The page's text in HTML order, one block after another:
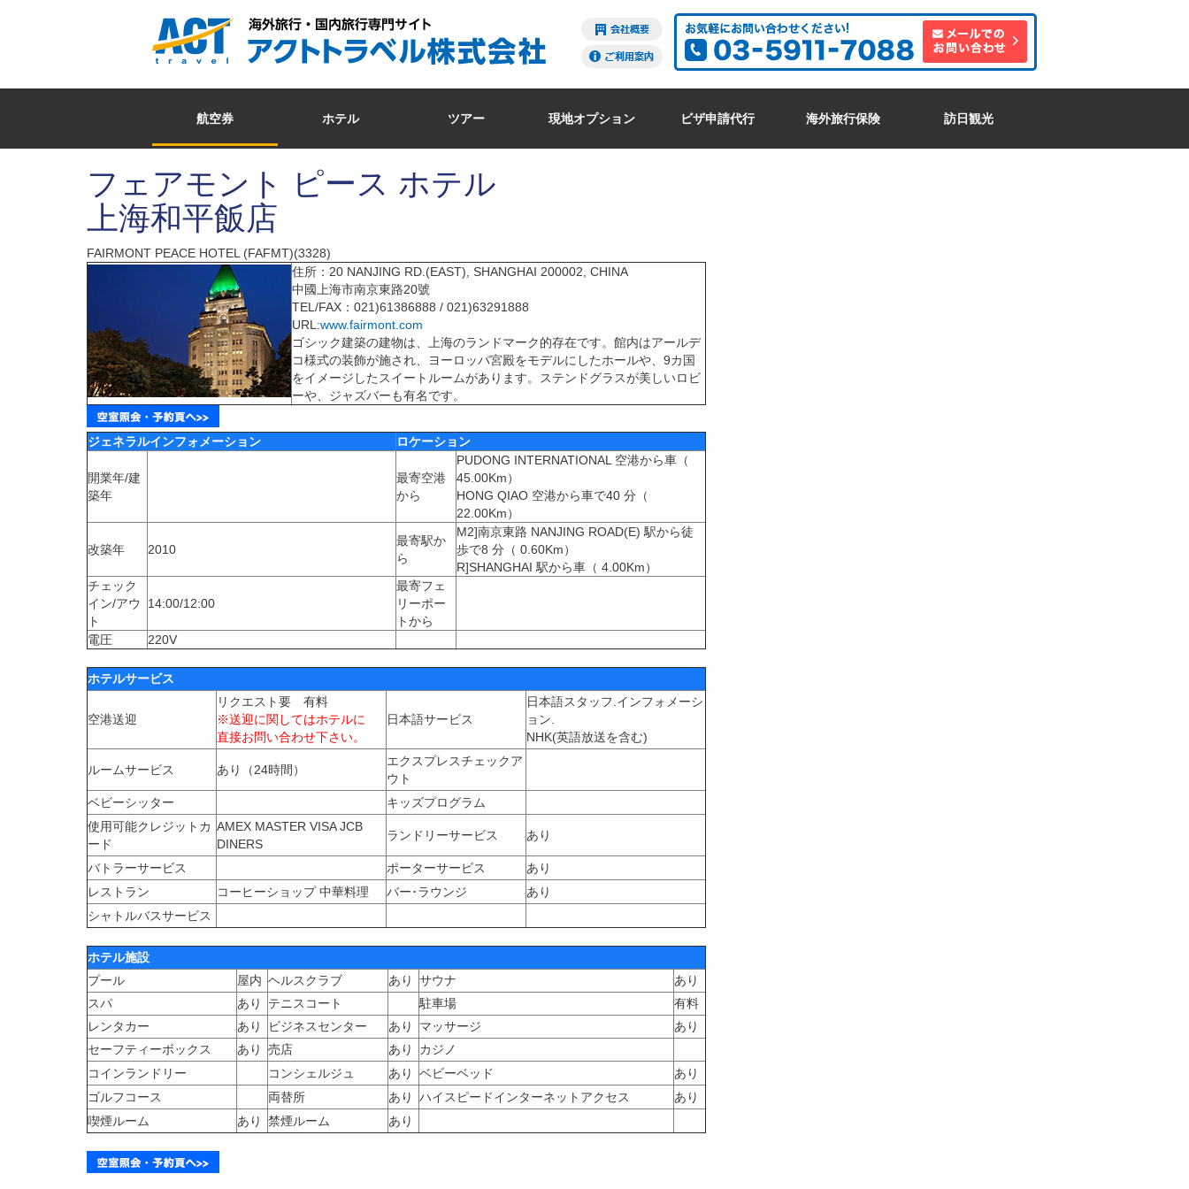
航空券 ホテル ツアー 現地オプション ビザ申請代行 海外旅行保険 訪日観光
フェアモント ピース ホテル
上海和平飯店
FAIRMONT PEACE HOTEL (FAFMT)(3328)
住所：20 NANJING RD.(EAST), SHANGHAI 200002, CHINA
中國上海市南京東路20號
TEL/FAX：021)61386888 / 021)63291888
URL:www.fairmont.com
ゴシック建築の建物は、上海のランドマーク的存在です。館内はアールデ
コ様式の装飾が施され、ヨーロッパ宮殿をモデルにしたホールや、9カ国
をイメージしたスイートルームがあります。ステンドグラスが美しいロビ
ーや、ジャズバーも有名です。
ジェネラルインフォメーション ロケーション
開業年/建
築年
最寄空港
から
PUDONG INTERNATIONAL 空港から車（
45.00Km）
HONG QIAO 空港から車で40 分（
22.00Km）
改築年 2010
最寄駅か
ら
M2]南京東路 NANJING ROAD(E) 駅から徒
歩で8 分（ 0.60Km）
R]SHANGHAI 駅から車（ 4.00Km）
チェック
イン/アウ
ト
14:00/12:00
最寄フェ
リーポー
トから
電圧
220V
ホテルサービス
空港送迎
リクエスト要 有料
※送迎に関してはホテルに
直接お問い合わせ下さい。
日本語サービス
日本語スタッフ.インフォメーシ
ョン.
NHK(英語放送を含む)
ルームサービス あり（24時間）
エクスプレスチェックア
ウト
ベビーシッター
キッズプログラム
使用可能クレジットカ
ード
AMEX MASTER VISA JCB
DINERS
ランドリーサービス あり
バトラーサービス ポーターサービス
あり
レストラン
コーヒーショップ 中華料理 バー･ラウンジ
あり
シャトルバスサービス
ホテル施設
プール
屋内 ヘルスクラブ あり サウナ
あり
スパ
あり テニスコート 駐車場
有料
レンタカー
あり ビジネスセンター あり マッサージ
あり
セーフティーボックス
あり 売店 あり
カジノ
コインランドリー
コンシェルジュ あり ベビーベッド
あり
ゴルフコース
両替所 あり ハイスピードインターネットアクセス
あり
喫煙ルーム
あり 禁煙ルーム あり